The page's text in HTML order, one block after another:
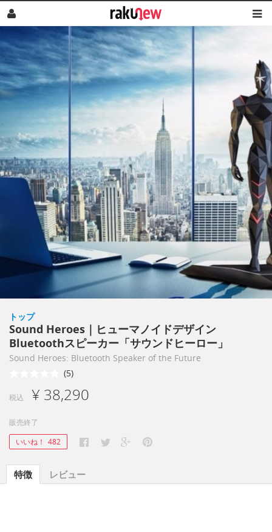
トップ
Sound Heroes｜ヒューマノイドデザイン
Bluetoothスピーカー「サウンドヒーロー」
Sound Heroes: Bluetooth Speaker of the Future
(5)
税込 ¥ 38,290
販売終了
いいね！ 482
特徴 レビュー